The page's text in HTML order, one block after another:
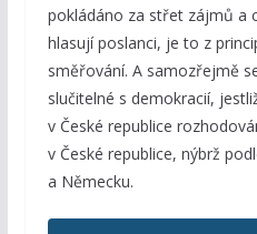
pokládáno za střet zájmů a
hlasují poslanci, je to z
směřování. A samozřejmě
slučitelné s demokracií,
v České republice
v České republice, nýbrž
a Německu.